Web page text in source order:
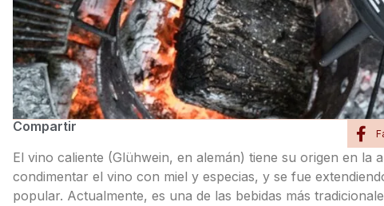
Compartir
El vino caliente (Glühwein, en alemán) tiene su origen en la
condimentar el vino con miel y especias, y se fue
popular. Actualmente, es una de las bebidas más